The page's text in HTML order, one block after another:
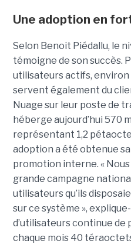
Une adoption en
Selon Benoit Piédallu, le
témoigne de son succès.
utilisateurs actifs, environ
servent également du
Nuage sur leur poste de
héberge aujourd’hui 570
représentant 1,2
adoption a été obtenue
promotion interne. « Nous
grande campagne
utilisateurs qu’ils
sur ce système »,
d’utilisateurs continue
chaque mois 40